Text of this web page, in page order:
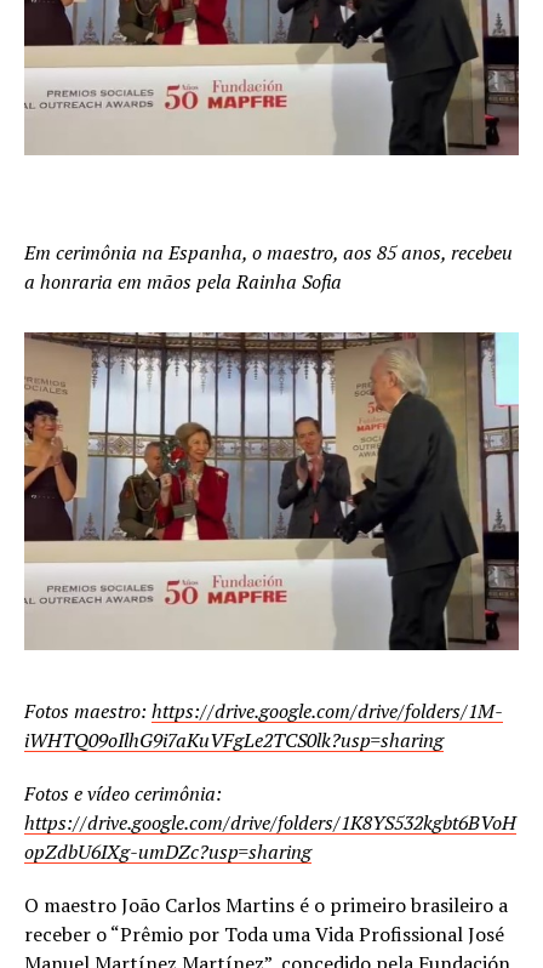
Em cerimônia na Espanha, o maestro, aos 85 anos, recebeu
a honraria em mãos pela Rainha Sofia
Fotos maestro: https://drive.google.com/drive/folders/1M-
iWHTQ09oIlhG9i7aKuVFgLe2TCS0lk?usp=sharing
Fotos e vídeo cerimônia:
https://drive.google.com/drive/folders/1K8YS532kgbt6BVoH
opZdbU6IXg-umDZc?usp=sharing
O maestro João Carlos Martins é o primeiro brasileiro a
receber o “Prêmio por Toda uma Vida Profissional José